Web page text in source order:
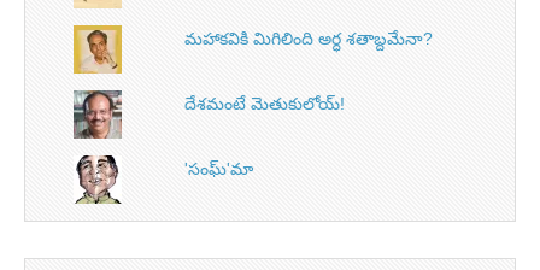
మహాకవికి మిగిలింది అర్ధ శతాబ్దమేనా?
దేశమంటే మెతుకులోయ్‌!
'సంఘ్'మా